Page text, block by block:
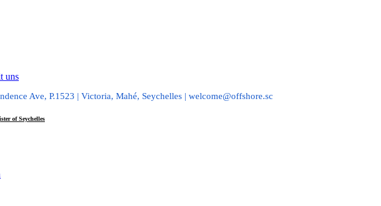
Ave, P.1523 | Victoria, Mahé, Seychelles | welcome@offshore.sc
of Seychelles